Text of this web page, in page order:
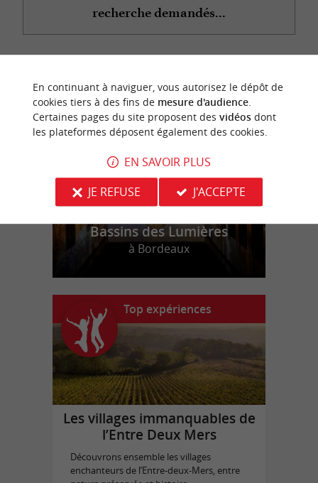
recherche demandés...
n
o
t
r
e
c
o
u
p
d
e
c
o
e
u
r
Bassins des Lumières
à Bordeaux
Top expériences
Les villages immanquables de
l’Entre Deux Mers
Découvrons ensemble les villages
enchanteurs de l’Entre-deux-Mers, entre
En continuant à naviguer, vous autorisez le dépôt de
cookies tiers à des fins de mesure d'audience.
Certaines pages du site proposent des vidéosdont
les plateformes déposent également des cookies.
EN SAVOIR PLUS
JE REFUSE
J'ACCEPTE